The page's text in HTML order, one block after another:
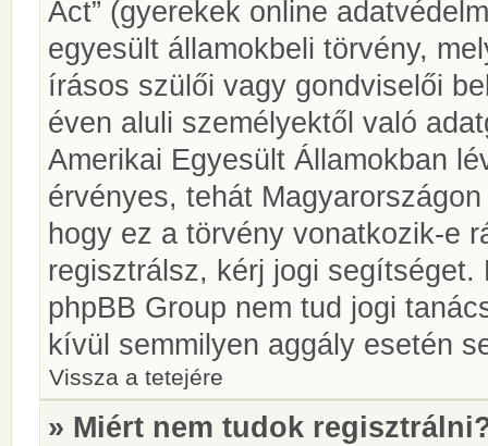
Act” (gyerekek online
egyesült államokbeli törvény,
írásos szülői vagy gondviselői
éven aluli személyektől való
Amerikai Egyesült Államokban
érvényes, tehát
hogy ez a törvény vonatkozik-e
regisztrálsz, kérj jogi
phpBB Group nem tud jogi
kívül semmilyen aggály esetén
Vissza a tetejére
» Miért nem tudok